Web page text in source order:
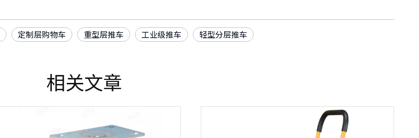
定制层购物车 重型层推车 工业级推车 轻型分层推车
相关文章